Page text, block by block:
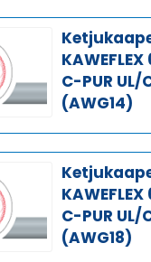
C-PUR UL/
(AWG14)
C-PUR UL/
(AWG18)